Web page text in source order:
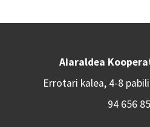
Aiaraldea
Errotari kalea, 4-8
94 656